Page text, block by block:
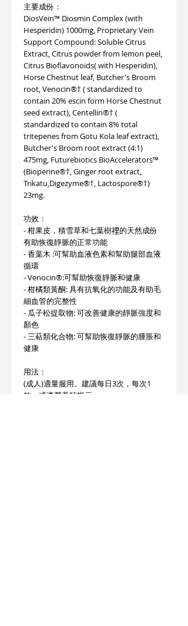
主要成份：
DiosVein™ Diosmin Complex (with
Hesperidin) 1000mg, Proprietary Vein
Support Compound: Soluble Citrus
Extract, Citrus powder from lemon peel,
Citrus Bioflavonoids( with Hesperidin),
Horse Chestnut leaf, Butcher's Broom
root, Venocin®† ( standardized to
contain 20% escin form Horse Chestnut
seed extract), Centellin®† (
standardized to contain 8% total
tritepenes from Gotu Kola leaf extract),
Butcher's Broom root extract (4:1)
475mg, Futurebiotics BioAccelerators™
(Bioperine®†, Ginger root extract,
Trikatu,Digezyme®†, Lactospore®†)
23mg.
功效：
- 柑果皮，積雪草和七葉樹𥚃的天然成份
有助恢復靜脈的正常功能
- 香葉木 :可幫助血液色素和幫助腿部血液
循環
- Venocin®:可幫助恢復靜脈和健康
- 柑橘類黃酮: 具有抗氧化的功能及有助毛
細血管的完整性
- 瓜子松提取物: 可改善健康的靜脈強度和
顏色
- 三萜類化合物: 可幫助恢復靜脈的腫脹和
健康
用法：
(成人)適量服用。建議每日3次，每次1
粒，或遵營養師指示。